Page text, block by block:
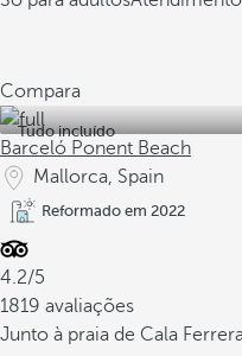
Compara
Tudo incluído
Barceló Ponent Beach
Mallorca, Spain
Reformado em 2022
4.2/5
1819 avaliações
Junto à praia de Cala